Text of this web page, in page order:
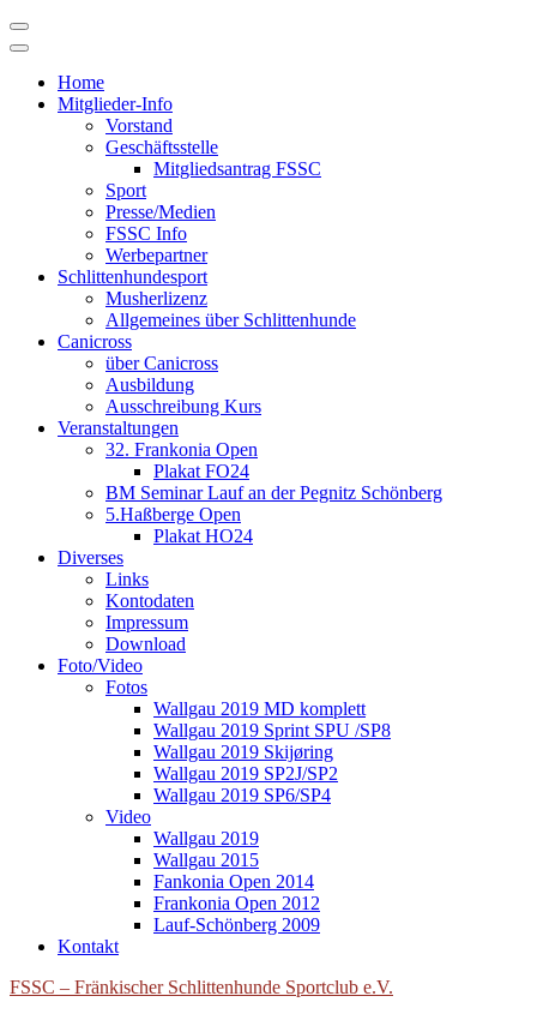
Skip
to
Home
Mitglieder-Info
Vorstand
Geschäftsstelle
Mitgliedsantrag FSSC
Sport
Presse/Medien
FSSC Info
Werbepartner
Schlittenhundesport
Musherlizenz
Allgemeines über Schlittenhunde
Canicross
über Canicross
Ausbildung
Ausschreibung Kurs
Veranstaltungen
32. Frankonia Open
Plakat FO24
BM Seminar Lauf an der Pegnitz Schönberg
5.Haßberge Open
Plakat HO24
Diverses
Links
Kontodaten
Impressum
Download
Foto/Video
Fotos
Wallgau 2019 MD komplett
Wallgau 2019 Sprint SPU /SP8
Wallgau 2019 Skijøring
Wallgau 2019 SP2J/SP2
Wallgau 2019 SP6/SP4
Video
Wallgau 2019
Wallgau 2015
Fankonia Open 2014
Frankonia Open 2012
Lauf-Schönberg 2009
Kontakt
FSSC – Fränkischer Schlittenhunde Sportclub e.V.